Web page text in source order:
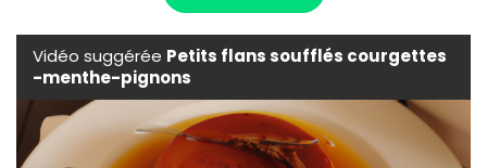
Vidéo suggérée Petits flans soufflés courgettes
-menthe-pignons